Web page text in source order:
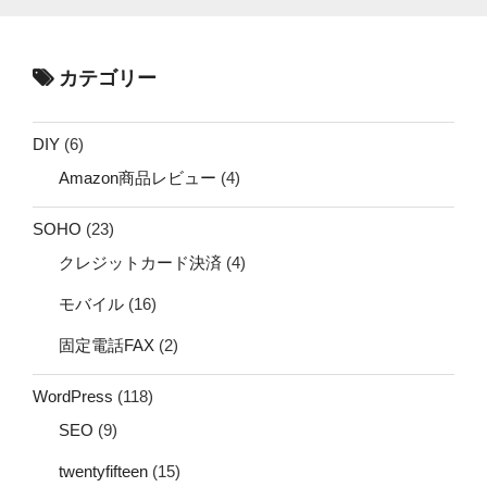
カテゴリー
DIY (6)
Amazon商品レビュー (4)
SOHO (23)
クレジットカード決済 (4)
モバイル (16)
固定電話FAX (2)
WordPress (118)
SEO (9)
twentyfifteen (15)